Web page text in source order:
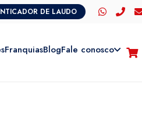
DE LAUDO
FranquiasBlogFale conosco